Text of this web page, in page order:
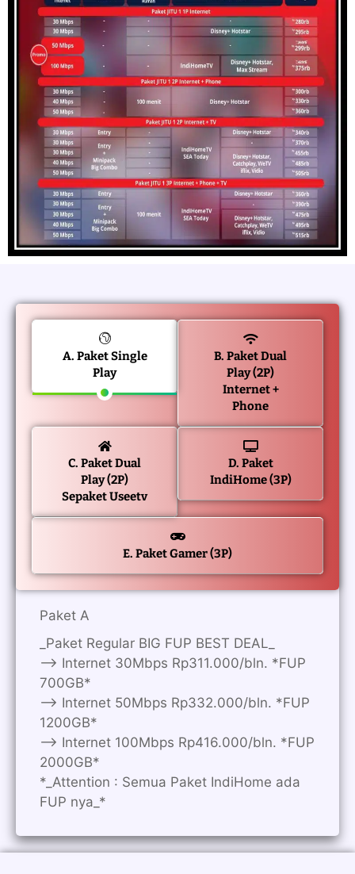
A. Paket Single
Play
B. Paket Dual
Play (2P)
Internet +
Phone
C. Paket Dual
Play (2P)
Sepaket Useetv
D. Paket
IndiHome (3P)
E. Paket Gamer (3P)
Paket A
_Paket Regular BIG FUP BEST DEAL_
—> Internet 30Mbps Rp311.000/bln. *FUP
700GB*
—> Internet 50Mbps Rp332.000/bln. *FUP
1200GB*
—> Internet 100Mbps Rp416.000/bln. *FUP
2000GB*
*_Attention : Semua Paket IndiHome ada
FUP nya_*